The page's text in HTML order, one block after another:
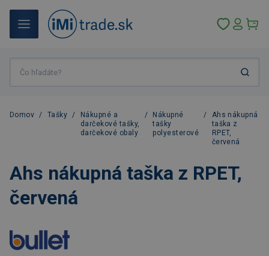
Domov / Tašky /
Nákupné a
darčekové tašky,
darčekové obaly
/
Nákupné
tašky
polyesterové
/
Ahs nákupná
taška z
RPET,
červená
Ahs nákupná taška z RPET,
červená